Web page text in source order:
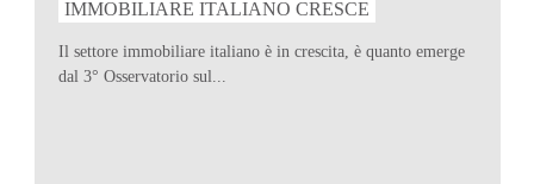
IMMOBILIARE ITALIANO CRESCE
Il settore immobiliare italiano è in crescita, è quanto emerge
dal 3° Osservatorio sul...